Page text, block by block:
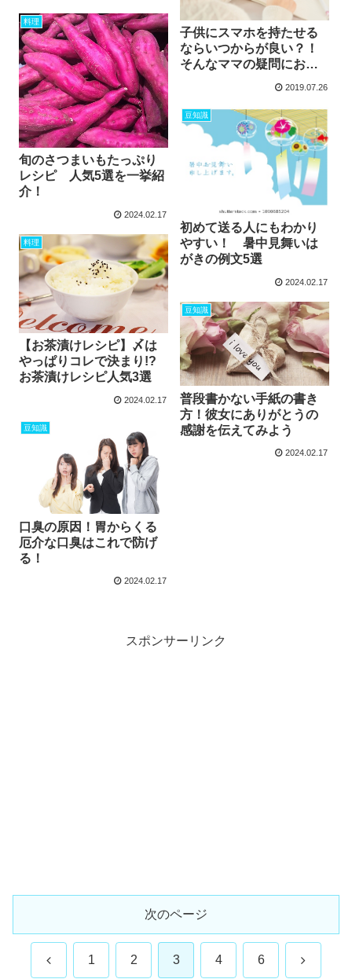
子供にスマホを持たせる
ならいつからが良い？！
そんなママの疑問にお答
2019.07.26
料理
旬のさつまいもたっぷり
レシピ 人気5選を一挙紹
介！
2024.02.17
豆知識
初めて送る人にもわかり
やすい！ 暑中見舞いは
がきの例文5選
2024.02.17
料理
【お茶漬けレシピ】〆は
やっぱりコレで決まり!?
お茶漬けレシピ人気3選
2024.02.17
豆知識
普段書かない手紙の書き
方！彼女にありがとうの
感謝を伝えてみよう
2024.02.17
豆知識
口臭の原因！胃からくる
厄介な口臭はこれで防げ
る！
2024.02.17
スポンサーリンク
次のページ
前 1 2 3 4 6 次